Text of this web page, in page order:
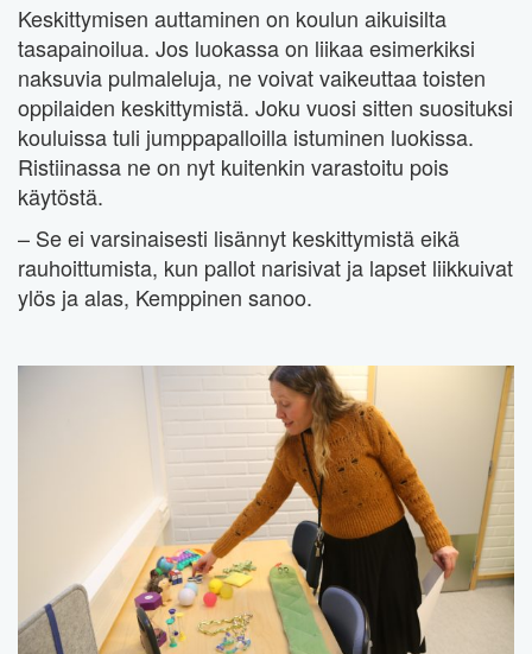
Keskittymisen auttaminen on koulun aikuisilta
tasapainoilua. Jos luokassa on liikaa esimerkiksi
naksuvia pulmaleluja, ne voivat vaikeuttaa toisten
oppilaiden keskittymistä. Joku vuosi sitten suosituksi
kouluissa tuli jumppapalloilla istuminen luokissa.
Ristiinassa ne on nyt kuitenkin varastoitu pois
käytöstä.
– Se ei varsinaisesti lisännyt keskittymistä eikä
rauhoittumista, kun pallot narisivat ja lapset liikkuivat
ylös ja alas, Kemppinen sanoo.